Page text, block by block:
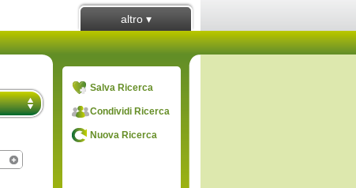
altro ▾
Salva Ricerca
Condividi Ricerca
Nuova Ricerca